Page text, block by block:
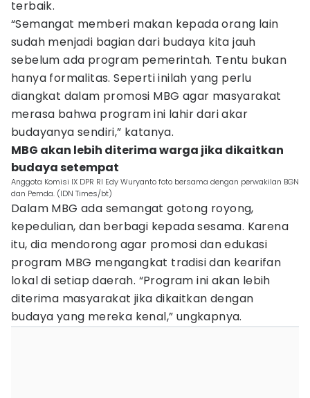
terbaik.
“Semangat memberi makan kepada orang lain
sudah menjadi bagian dari budaya kita jauh
sebelum ada program pemerintah. Tentu bukan
hanya formalitas. Seperti inilah yang perlu
diangkat dalam promosi MBG agar masyarakat
merasa bahwa program ini lahir dari akar
budayanya sendiri,” katanya.
MBG akan lebih diterima warga jika dikaitkan
budaya setempat
Anggota Komisi IX DPR RI Edy Wuryanto foto bersama dengan perwakilan BGN
dan Pemda. (IDN Times/bt)
Dalam MBG ada semangat gotong royong,
kepedulian, dan berbagi kepada sesama. Karena
itu, dia mendorong agar promosi dan edukasi
program MBG mengangkat tradisi dan kearifan
lokal di setiap daerah. “Program ini akan lebih
diterima masyarakat jika dikaitkan dengan
budaya yang mereka kenal,” ungkapnya.